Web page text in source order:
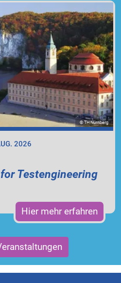
© TH Nürnberg
2026
Testengineering
Hier mehr erfahren